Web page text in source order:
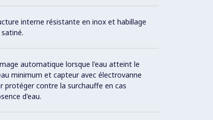
interne résistante en inox et habillage
automatique lorsque l'eau atteint le
minimum et capteur avec électrovanne
protéger contre la surchauffe en cas
d'eau.